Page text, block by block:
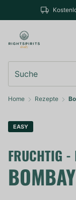
Netto Warenwert
Home Rezepte
EASY
FRUCHTIG -